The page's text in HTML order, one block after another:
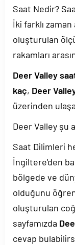
Saat Nedir?
İki farklı
oluşturulan
rakamları
Deer Valley
kaç, Deer
üzerinden
Deer Valley şu
Saat Dilimleri
İngiltere'den
bölgede ve
olduğunu
oluşturulan
sayfamızda
cevap